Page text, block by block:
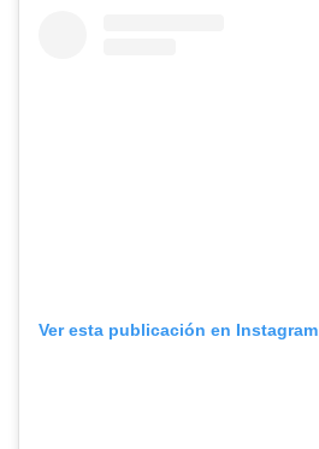
Ver esta publicación en Instagram